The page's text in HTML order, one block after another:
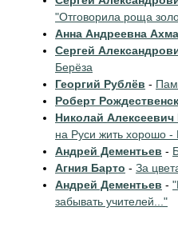
"Отговорила роща
Анна Андреевна
Сергей
Берёза
Георгий Рублёв -
Роберт
Николай Алексеевич
на Руси жить хорошо -
Андрей Дементьев -
Агния Барто - За
Андрей Дементьев -
забывать учителей..."